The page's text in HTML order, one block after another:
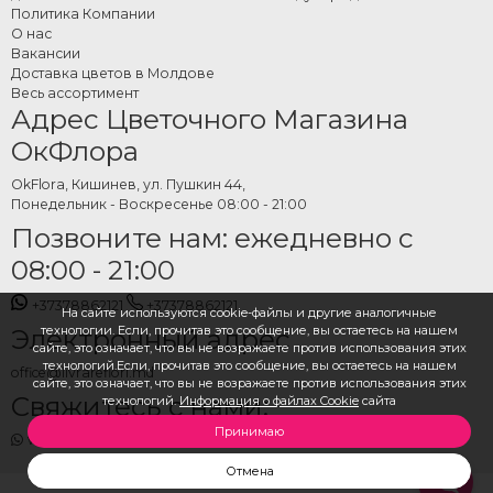
На сайте используются cookie-файлы и другие аналогичные
технологии. Если, прочитав это сообщение, вы остаетесь на нашем
сайте, это означает, что вы не возражаете против использования этих
технологий.Если, прочитав это сообщение, вы остаетесь на нашем
сайте, это означает, что вы не возражаете против использования этих
технологий.Информация о файлах Cookie сайта
Принимаю
Отмена
в оформление заказа.
Доставка плюшевых
игрушек на дом .
Если вы хотите сделать сюрприз своим любимым людям и передать свои
чувства даже если вы на расстояние, наша компания OkFlora (ОкФлора)
идеально вам в этом подойдет. Мы приготовили для вас коллекцию
плюшевых игрушек с доставкой на дом на любой вкус.
Закажите онлайн доставку плюшевых игрушек на дом чтобы выразить
любовь своему дорогому и близкому человеку, наш элегантный курьер,
одетый в пиджак, бабочку и перчатки произведет самое лучшее
впечатление о сюрпризе, доставки плюшевых игрушек на дом . Сделайте
заказ доставку плюшевых игрушек на дом и получите приятный бонус-
специальную доставку бесплатно.
Политика Компании
О нас
Вакансии
Доставка цветов в Молдове
Весь ассортимент
Адрес Цветочного Магазина
ОкФлора
OkFlora, Кишинев, ул. Пушкин 44,
Понедельник - Воскресенье 08:00 - 21:00
Позвоните нам: ежедневно с
08:00 - 21:00
+37378862121 +37378862121
Электронный адрес
office@livrareflori.md
Свяжитесь с нами:
whatsapp